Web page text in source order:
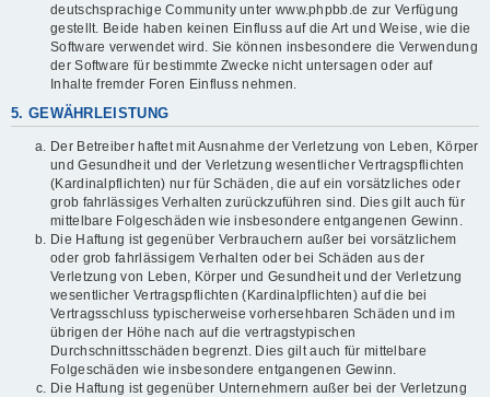
deutschsprachige Community unter www.phpbb.de zur Verfügung
gestellt. Beide haben keinen Einfluss auf die Art und Weise, wie die
Software verwendet wird. Sie können insbesondere die Verwendung
der Software für bestimmte Zwecke nicht untersagen oder auf
Inhalte fremder Foren Einfluss nehmen.
5. GEWÄHRLEISTUNG
Der Betreiber haftet mit Ausnahme der Verletzung von Leben, Körper
und Gesundheit und der Verletzung wesentlicher Vertragspflichten
(Kardinalpflichten) nur für Schäden, die auf ein vorsätzliches oder
grob fahrlässiges Verhalten zurückzuführen sind. Dies gilt auch für
mittelbare Folgeschäden wie insbesondere entgangenen Gewinn.
Die Haftung ist gegenüber Verbrauchern außer bei vorsätzlichem
oder grob fahrlässigem Verhalten oder bei Schäden aus der
Verletzung von Leben, Körper und Gesundheit und der Verletzung
wesentlicher Vertragspflichten (Kardinalpflichten) auf die bei
Vertragsschluss typischerweise vorhersehbaren Schäden und im
übrigen der Höhe nach auf die vertragstypischen
Durchschnittsschäden begrenzt. Dies gilt auch für mittelbare
Folgeschäden wie insbesondere entgangenen Gewinn.
Die Haftung ist gegenüber Unternehmern außer bei der Verletzung